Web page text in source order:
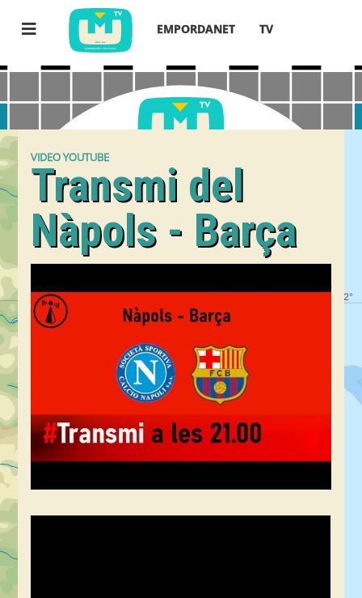
EMPORDANET TV
VIDEO YOUTUBE
Transmi del
Nàpols - Barça